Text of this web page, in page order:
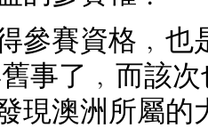
參賽資格﹐
事了﹐而該
現澳洲所屬